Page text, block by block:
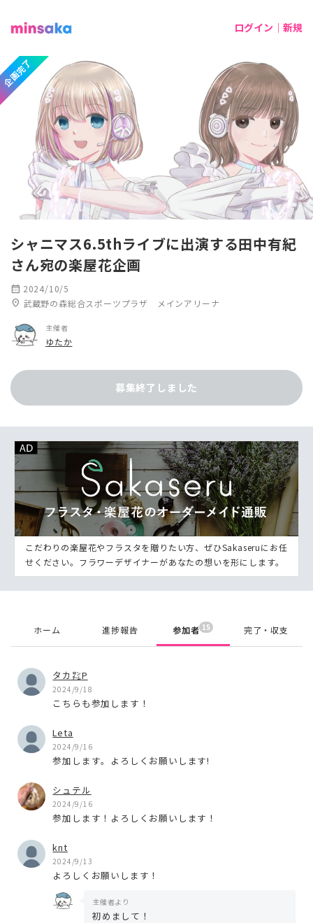
ログイン｜新規
企画完了
シャニマス6.5thライブに出演する田中有紀
さん宛の楽屋花企画
calendar_month 2024/10/5
location_on 武蔵野の森総合スポーツプラザ メインアリーナ
主催者
ゆたか
募集終了しました
こだわりの楽屋花やフラスタを贈りたい方、ぜひSakaseruにお任
せください。フラワーデザイナーがあなたの想いを形にします。
ホーム 進捗報告 参加者 15 完了・収支
タカ㌠P
2024/9/18
こちらも参加します！
Leta
2024/9/16
参加します。よろしくお願いします!
シュテル
2024/9/16
参加します！よろしくお願いします！
knt
2024/9/13
よろしくお願いします！
主催者より
初めまして！